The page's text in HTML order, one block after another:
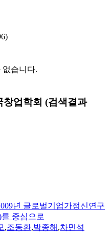
없습니다.
창업학회 (검색결과
년 글로벌기업가정신연구
중심으로
,조동환,박종해 ,차민석